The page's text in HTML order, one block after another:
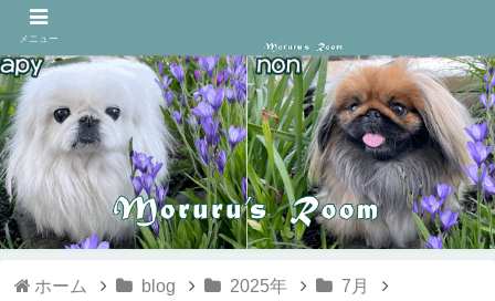
ホーム blog 2025年 7月
メニュー